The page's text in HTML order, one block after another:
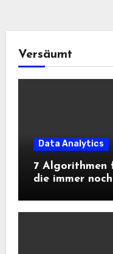
Versäumt
Data Analytics
7 Algorithmen
die immer